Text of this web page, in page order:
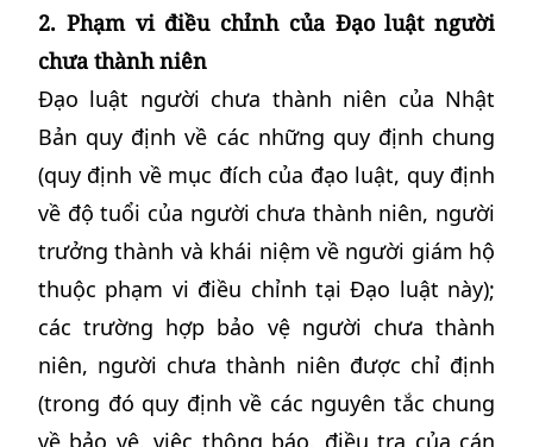
2. Phạm vi điều chỉnh của Đạo luật người
chưa thành niên
Đạo luật người chưa thành niên của Nhật
Bản quy định về các những quy định chung
(quy định về mục đích của đạo luật, quy định
về độ tuổi của người chưa thành niên, người
trưởng thành và khái niệm về người giám hộ
thuộc phạm vi điều chỉnh tại Đạo luật này);
các trường hợp bảo vệ người chưa thành
niên, người chưa thành niên được chỉ định
(trong đó quy định về các nguyên tắc chung
về bảo vệ, việc thông báo, điều tra của cán